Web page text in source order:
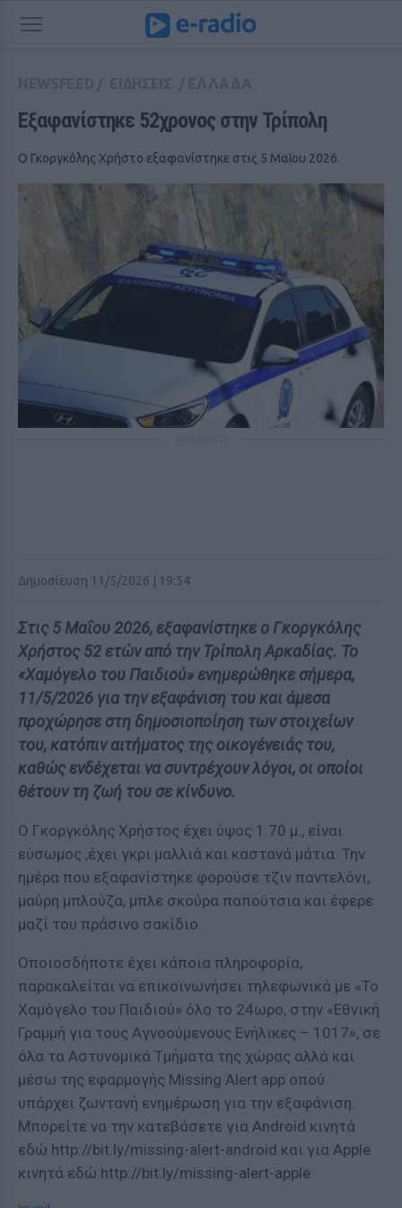
Εξαφανίστηκε 52χρονος στην Τρίπολη
Ο Γκοργκόλης Χρήστο εξαφανίστηκε στις 5 Μαΐου 2026.
Δημοσίευση 11/5/2026 | 19:54
Στις 5 Μαΐου 2026, εξαφανίστηκε ο Γκοργκόλης
Χρήστος 52 ετών από την Τρίπολη Αρκαδίας. Το
«Χαμόγελο του Παιδιού» ενημερώθηκε σήμερα,
11/5/2026 για την εξαφάνιση του και άμεσα
προχώρησε στη δημοσιοποίηση των στοιχείων
του, κατόπιν αιτήματος της οικογένειάς του,
καθώς ενδέχεται να συντρέχουν λόγοι, οι οποίοι
θέτουν τη ζωή του σε κίνδυνο.
Ο Γκοργκόλης Χρήστος έχει ύψος 1.70 μ., είναι
εύσωμος ,έχει γκρι μαλλιά και καστανά μάτια. Την
ημέρα που εξαφανίστηκε φορούσε τζιν παντελόνι,
μαύρη μπλούζα, μπλε σκούρα παπούτσια και έφερε
μαζί του πράσινο σακίδιο.
Οποιοσδήποτε έχει κάποια πληροφορία,
παρακαλείται να επικοινωνήσει τηλεφωνικά με «Το
Χαμόγελο του Παιδιού» όλο το 24ωρο, στην «Εθνική
Γραμμή για τους Αγνοούμενους Ενήλικες – 1017», σε
όλα τα Αστυνομικά Τμήματα της χώρας αλλά και
μέσω της εφαρμογής Missing Alert app οπού
υπάρχει ζωντανή ενημέρωση για την εξαφάνιση.
Μπορείτε να την κατεβάσετε για Android κινητά
εδώ http://bit.ly/missing-alert-android και για Apple
κινητά εδώ http://bit.ly/missing-alert-apple